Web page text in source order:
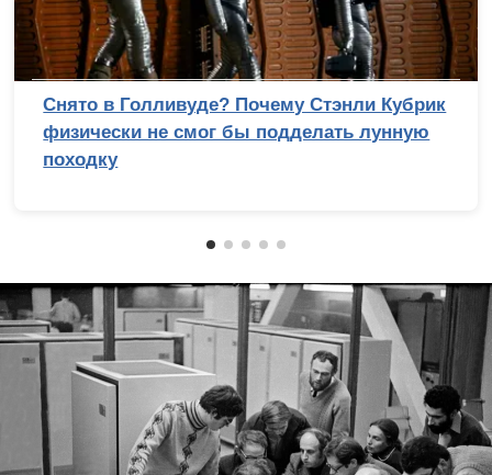
Снято в Голливуде? Почему Стэнли Кубрик
физически не смог бы подделать лунную
походку